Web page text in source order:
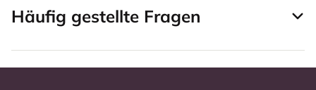
Häufig gestellte Fragen